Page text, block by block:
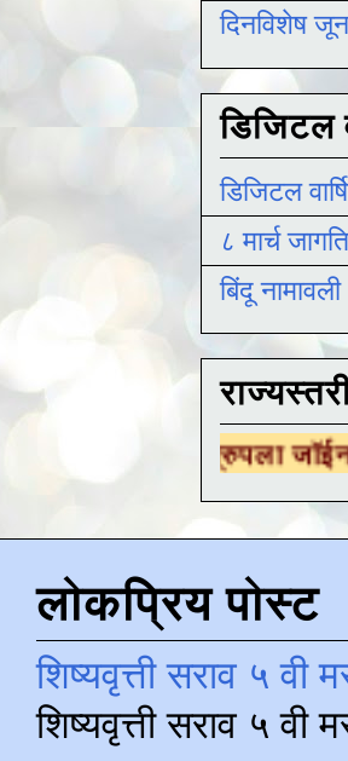
दिनविशेष जून
डिजिटल
डिजिटल
८ मार्च
बिंदू
ग्रुपला जॉईन होण्यासाठी
लोकप्रिय पोस्ट
शिष्यवृत्ती सराव ५ वी
शिष्यवृत्ती सराव ५